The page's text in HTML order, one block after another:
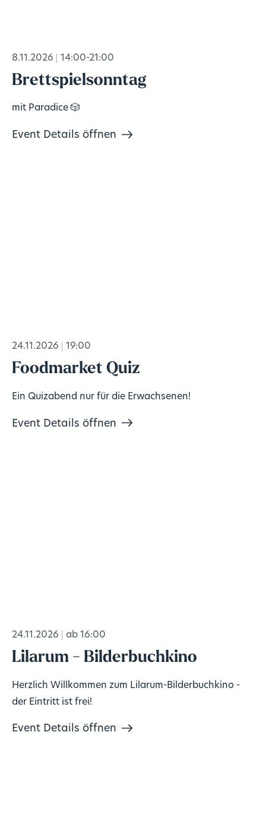
8.11.2026 14:00-21:00
Brettspielsonntag
mit Paradice 🎲
Event Details öffnen
24.11.2026 19:00
Foodmarket Quiz
Ein Quizabend nur für die Erwachsenen!
Event Details öffnen
24.11.2026 ab 16:00
Lilarum - Bilderbuchkino
Herzlich Willkommen zum Lilarum-Bilderbuchkino -
der Eintritt ist frei!
Event Details öffnen